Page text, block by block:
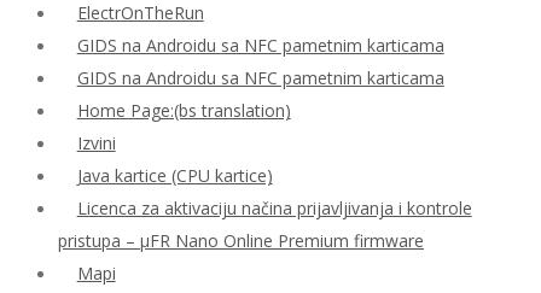
ElectrOnTheRun
GIDS na Androidu sa NFC pametnim karticama
GIDS na Androidu sa NFC pametnim karticama
Home Page:(bs translation)
Izvini
Java kartice (CPU kartice)
Licenca za aktivaciju načina prijavljivanja i kontrole
pristupa – μFR Nano Online Premium firmware
Mapi